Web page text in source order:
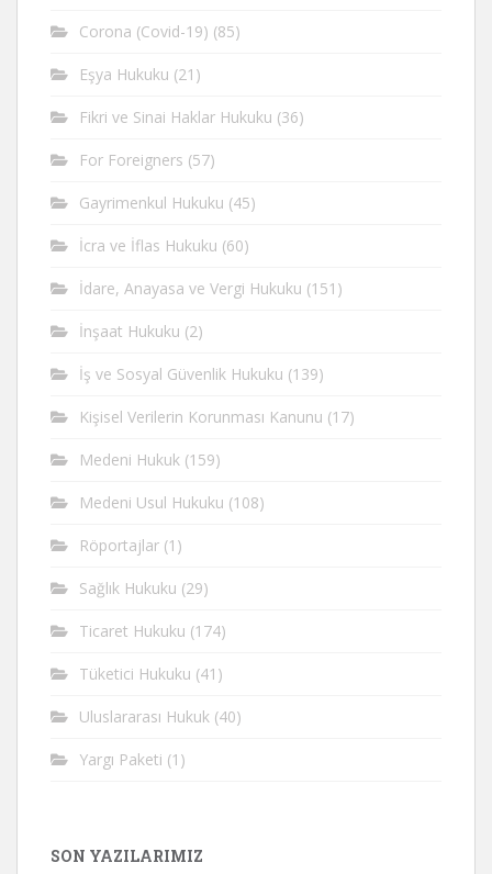
Corona (Covid-19) (85)
Eşya Hukuku (21)
Fikri ve Sinai Haklar Hukuku (36)
For Foreigners (57)
Gayrimenkul Hukuku (45)
İcra ve İflas Hukuku (60)
İdare, Anayasa ve Vergi Hukuku (151)
İnşaat Hukuku (2)
İş ve Sosyal Güvenlik Hukuku (139)
Kişisel Verilerin Korunması Kanunu (17)
Medeni Hukuk (159)
Medeni Usul Hukuku (108)
Röportajlar (1)
Sağlık Hukuku (29)
Ticaret Hukuku (174)
Tüketici Hukuku (41)
Uluslararası Hukuk (40)
Yargı Paketi (1)
SON YAZILARIMIZ